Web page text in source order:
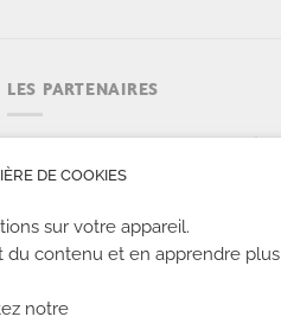
LES PARTENAIRES
DE COOKIES
sur votre appareil.
du contenu et en apprendre plus
notre